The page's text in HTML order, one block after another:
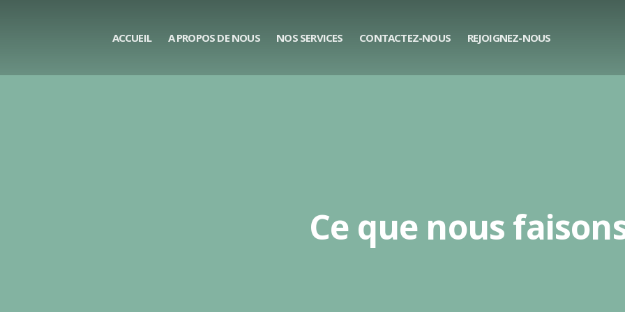
ACCUEIL A PROPOS DE NOUS NOS SERVICES CONTACTEZ-NOUS REJOIGNEZ-NOUS
Ce que nous